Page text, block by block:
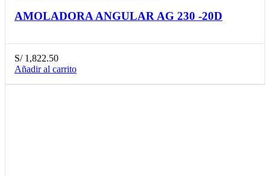
AMOLADORA ANGULAR AG 230 -20D
S/1,822.50
Añadir al carrito